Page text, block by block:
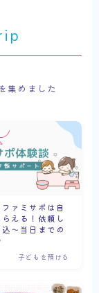
集めました
ファミサポは自
える！依頼し
～当日までの
子どもを預ける